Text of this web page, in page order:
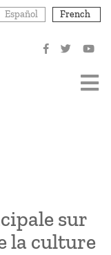
Español French
sur
la culture